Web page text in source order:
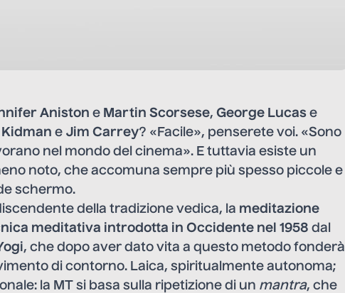
Aniston e Martin Scorsese, George Lucas e
Kidman e Jim Carrey? «Facile», penserete voi. «Sono
nel mondo del cinema». E tuttavia esiste un
noto, che accomuna sempre più spesso piccole e
schermo.
della tradizione vedica, la meditazione
meditativa introdotta in Occidente nel 1958 dal
, che dopo aver dato vita a questo metodo fonderà
di contorno. Laica, spiritualmente autonoma;
la MT si basa sulla ripetizione di un mantra, che